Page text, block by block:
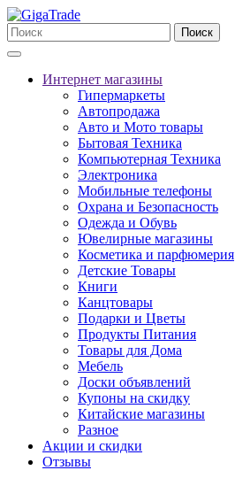
Поиск
Интернет магазины
Гипермаркеты
Автопродажа
Авто и Мото товары
Бытовая Техника
Компьютерная Техника
Электроника
Мобильные телефоны
Охрана и Безопасность
Одежда и Обувь
Ювелирные магазины
Косметика и парфюмерия
Детские Товары
Книги
Канцтовары
Подарки и Цветы
Продукты Питания
Товары для Дома
Мебель
Доски объявлений
Купоны на скидку
Китайские магазины
Разное
Акции и скидки
Отзывы